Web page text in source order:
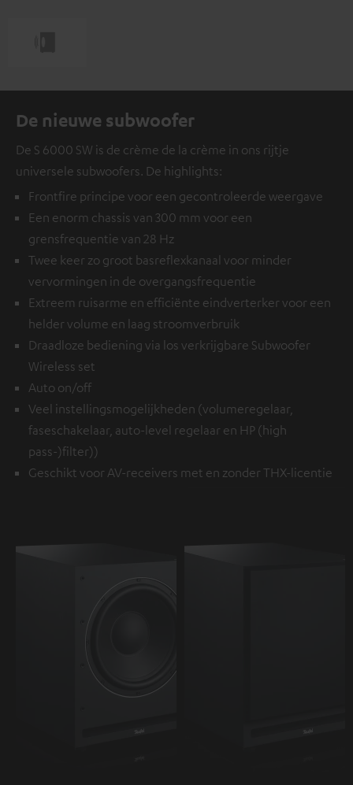
De nieuwe subwoofer
De S 6000 SW is de crème de la crème in ons rijtje
universele subwoofers. De highlights:
Frontfire principe voor een gecontroleerde weergave
Een enorm chassis van 300 mm voor een
grensfrequentie van 28 Hz
Twee keer zo groot basreflexkanaal voor minder
vervormingen in de overgangsfrequentie
Extreem ruisarme en efficiënte eindverterker voor een
helder volume en laag stroomverbruik
Draadloze bediening via los verkrijgbare Subwoofer
Wireless set
Auto on/off
Veel instellingsmogelijkheden (volumeregelaar,
faseschakelaar, auto-level regelaar en HP (high
pass-)filter))
Geschikt voor AV-receivers met en zonder THX-licentie